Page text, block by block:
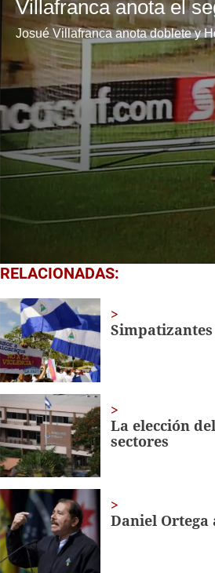
0
seconds
18
secondsVolume
0%
RELACIONADAS:
La elección
sectores
Daniel Ortega